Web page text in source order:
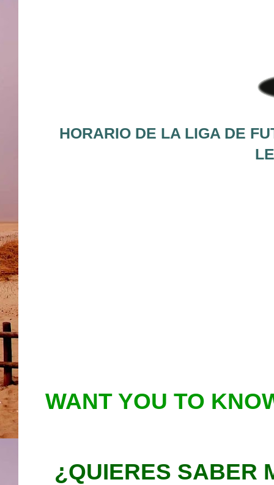
HORARIO DE LA LIGA DE
WANT YOU TO
¿QUIERES SABER